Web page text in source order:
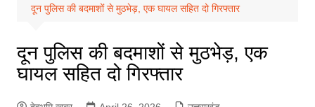
दून पुलिस की बदमाशों से मुठभेड़, एक घायल सहित दो गिरफ्तार
दून पुलिस की बदमाशों से मुठभेड़, एक
घायल सहित दो गिरफ्तार